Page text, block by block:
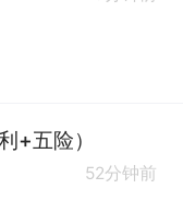
+五险）
52分钟前